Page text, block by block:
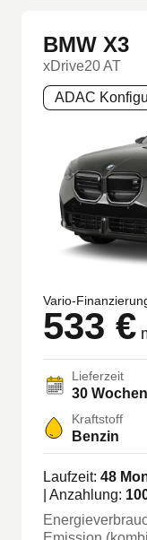
BMW X3
xDrive20 AT
ADAC
Vario-
533 €
Lieferzeit
30 Wochen
Kraftstoff
Benzin
Laufzeit: 48
| Anzahlung: